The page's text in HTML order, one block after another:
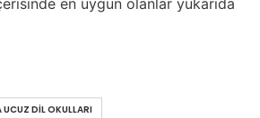
en uygun olanlar yukarıda
UCUZ DIL OKULLARI